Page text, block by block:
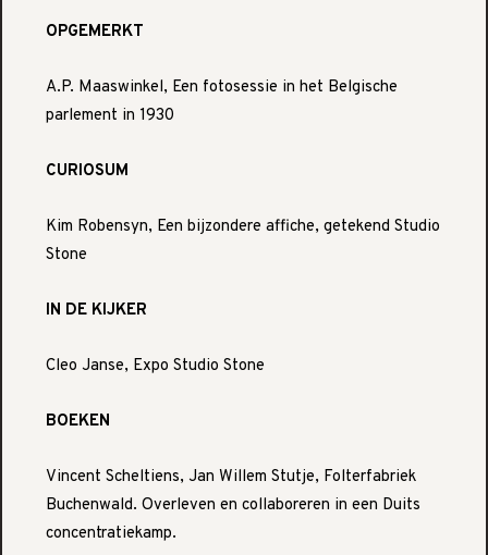
OPGEMERKT
A.P. Maaswinkel, Een fotosessie in het Belgische
parlement in 1930
CURIOSUM
Kim Robensyn, Een bijzondere affiche, getekend Studio
Stone
IN DE KIJKER
Cleo Janse, Expo Studio Stone
BOEKEN
Vincent Scheltiens, Jan Willem Stutje, Folterfabriek
Buchenwald. Overleven en collaboreren in een Duits
concentratiekamp.